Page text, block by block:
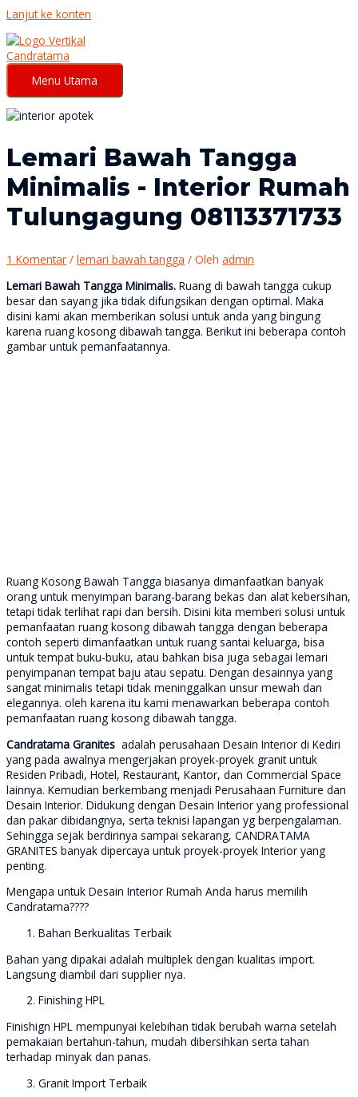
Lanjut ke konten
Menu Utama
Lemari Bawah Tangga
Minimalis - Interior Rumah
Tulungagung 08113371733
1 Komentar / lemari bawah tangga / Oleh admin
Lemari Bawah Tangga Minimalis. Ruang di bawah tangga cukup
besar dan sayang jika tidak difungsikan dengan optimal. Maka
disini kami akan memberikan solusi untuk anda yang bingung
karena ruang kosong dibawah tangga. Berikut ini beberapa contoh
gambar untuk pemanfaatannya.
Ruang Kosong Bawah Tangga biasanya dimanfaatkan banyak
orang untuk menyimpan barang-barang bekas dan alat kebersihan,
tetapi tidak terlihat rapi dan bersih. Disini kita memberi solusi untuk
pemanfaatan ruang kosong dibawah tangga dengan beberapa
contoh seperti dimanfaatkan untuk ruang santai keluarga, bisa
untuk tempat buku-buku, atau bahkan bisa juga sebagai lemari
penyimpanan tempat baju atau sepatu. Dengan desainnya yang
sangat minimalis tetapi tidak meninggalkan unsur mewah dan
elegannya. oleh karena itu kami menawarkan beberapa contoh
pemanfaatan ruang kosong dibawah tangga.
Candratama Granites adalah perusahaan Desain Interior di Kediri
yang pada awalnya mengerjakan proyek-proyek granit untuk
Residen Pribadi, Hotel, Restaurant, Kantor, dan Commercial Space
lainnya. Kemudian berkembang menjadi Perusahaan Furniture dan
Desain Interior. Didukung dengan Desain Interior yang professional
dan pakar dibidangnya, serta teknisi lapangan yg berpengalaman.
Sehingga sejak berdirinya sampai sekarang, CANDRATAMA
GRANITES banyak dipercaya untuk proyek-proyek Interior yang
penting.
Mengapa untuk Desain Interior Rumah Anda harus memilih
Candratama????
Bahan Berkualitas Terbaik
Bahan yang dipakai adalah multiplek dengan kualitas import.
Langsung diambil dari supplier nya.
Finishing HPL
Finishign HPL mempunyai kelebihan tidak berubah warna setelah
pemakaian bertahun-tahun, mudah dibersihkan serta tahan
terhadap minyak dan panas.
Granit Import Terbaik